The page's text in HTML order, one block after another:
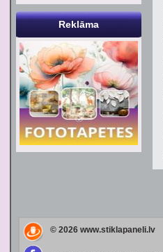
Reklāma
© 2026 www.stiklapaneli.lv